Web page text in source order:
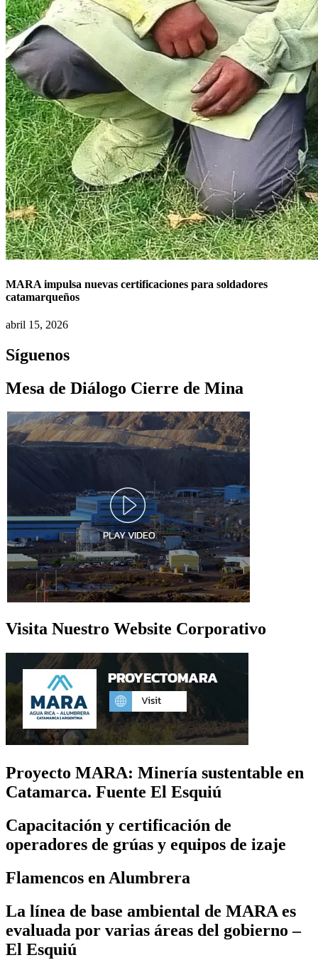
MARA impulsa nuevas certificaciones para soldadores
catamarqueños
abril 15, 2026
Síguenos
Mesa de Diálogo Cierre de Mina
Visita Nuestro Website Corporativo
Proyecto MARA: Minería sustentable en
Catamarca. Fuente El Esquiú
Capacitación y certificación de
operadores de grúas y equipos de izaje
Flamencos en Alumbrera
La línea de base ambiental de MARA es
evaluada por varias áreas del gobierno –
El Esquiú